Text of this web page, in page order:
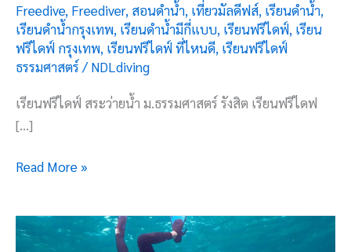
Freedive, Freediver, สอนดำน้ำ, เที่ยวมัลดีฟส์, เรียนดำน้ำ,
เรียนดำน้ำกรุงเทพ, เรียนดำน้ำมีกี่แบบ, เรียนฟรีไดฟ์, เรียน
ฟรีไดฟ์ กรุงเทพ, เรียนฟรีไดฟ์ ที่ไหนดี, เรียนฟรีไดฟ์
ธรรมศาสตร์/NDLdiving
เรียนฟรีไดฟ์ สระว่ายน้ำ ม.ธรรมศาสตร์ รังสิต เรียนฟรีไดฟ
[…]
Read More »
เรียน
ฟรี